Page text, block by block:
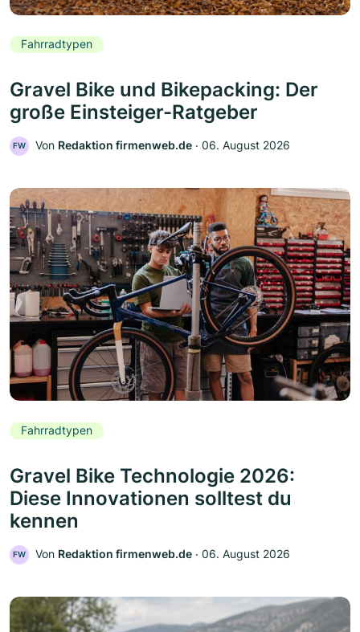
Fahrradtypen
Gravel Bike und Bikepacking: Der
große Einsteiger-Ratgeber
FW Von Redaktion firmenweb.de ‧ 06. August 2026
Fahrradtypen
Gravel Bike Technologie 2026:
Diese Innovationen solltest du
kennen
FW Von Redaktion firmenweb.de ‧ 06. August 2026